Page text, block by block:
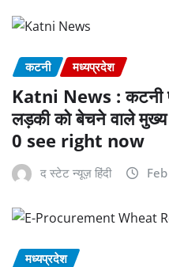
कटनी मध्यप्रदेश
Katni News : कटनी
लड़की को बेचने वाले मुख्य
0 see right now
द स्टेट न्यूज़ हिंदी
मध्यप्रदेश